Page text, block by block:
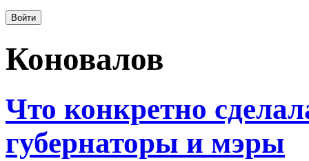
Коновалов
Что конкретно
губернаторы и мэры